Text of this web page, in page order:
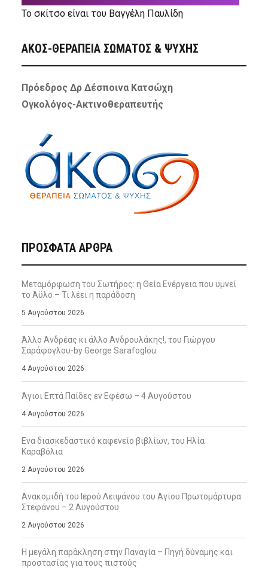
Το σκίτσο είναι του Βαγγέλη Παυλίδη
ΑΚΟΣ-ΘΕΡΑΠΕΙΑ ΣΩΜΑΤΟΣ & ΨΥΧΗΣ
Πρόεδρος Δρ Δέσποινα Κατσώχη
Ογκολόγος-Ακτινοθεραπευτής
ΠΡΌΣΦΑΤΑ ΆΡΘΡΑ
Μεταμόρφωση του Σωτήρος: η Θεία Ενέργεια που υμνεί
το Άϋλο – Τι λέει η παράδοση
5 Αυγούστου 2026
Άλλο Ανδρέας κι άλλο Ανδρουλάκης!, του Γιώργου
Σαράφογλου-by George Sarafoglou
4 Αυγούστου 2026
Άγιοι Επτά Παίδες εν Εφέσω – 4 Αυγούστου
4 Αυγούστου 2026
Ενα διασκεδαστικό καφενείο βιβλίων, του Ηλία
Καραβόλια
2 Αυγούστου 2026
Ανακομιδή του Ιερού Λειψάνου του Αγίου Πρωτομάρτυρα
Στεφάνου – 2 Αυγούστου
2 Αυγούστου 2026
Η μεγάλη παράκληση στην Παναγία – Πηγή δύναμης και
προστασίας για τους πιστούς